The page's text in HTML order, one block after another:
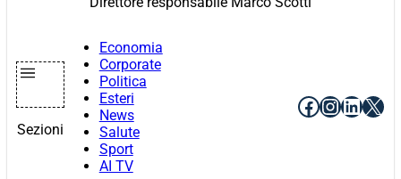
Sezioni
Economia
Corporate
Politica
Esteri
News
Salute
Sport
AI TV
Facebook
X